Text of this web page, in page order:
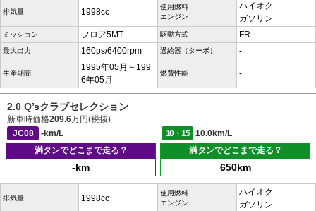
排気量 1998cc
使用燃料
エンジン
ハイオク
ガソリン
ミッション フロア5MT 駆動方式 FR
最大出力 160ps/6400rpm 過給器（ターボ） -
生産期間
1995年05月～199
6年05月
燃費性能 -
2.0 Q’sクラブセレクション
新車時価格209.6万円(税抜)
JC08
-km/L 10・15
10.0km/L
満タンでどこまで走る？
-km
満タンでどこまで走る？
650km
排気量 1998cc
使用燃料
エンジン
ハイオク
ガソリン